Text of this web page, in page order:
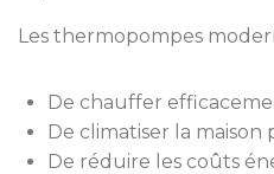
Les thermopompes
De chauffer
De climatiser la maison
De réduire les coûts